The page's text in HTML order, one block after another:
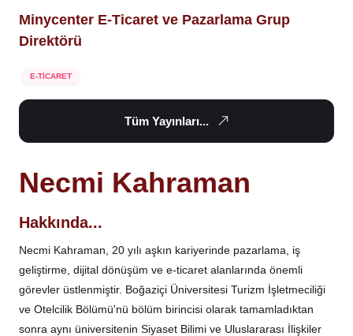
Minycenter E-Ticaret ve Pazarlama Grup
Direktörü
E-TİCARET
Tüm Yayınları...
Necmi Kahraman
Hakkında...
Necmi Kahraman, 20 yılı aşkın kariyerinde pazarlama, iş
geliştirme, dijital dönüşüm ve e-ticaret alanlarında önemli
görevler üstlenmiştir. Boğaziçi Üniversitesi Turizm İşletmeciliği
ve Otelcilik Bölümü'nü bölüm birincisi olarak tamamladıktan
sonra aynı üniversitenin Siyaset Bilimi ve Uluslararası İlişkiler